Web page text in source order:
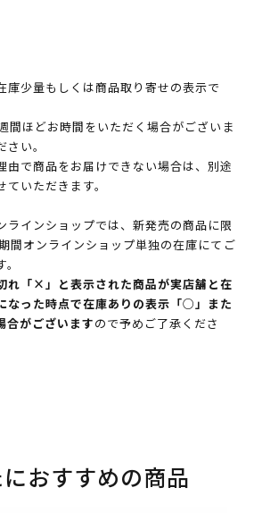
少量もしくは商品取り寄せの表示で
間ほどお時間をいただく場合がございま
い。
由で商品をお届けできない場合は、別途
いただきます。
ラインショップでは、新発売の商品に限
間オンラインショップ単独の在庫にてご
れ「×」と表示された商品が実店舗と在
なった時点で在庫ありの表示「○」また
がございますので予めご了承くださ
おすすめの商品